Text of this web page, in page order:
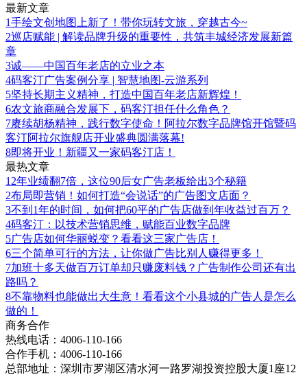
最新文章
1手绘文创地图上新了！带你玩转文旅，穿越古今~
2巡店赋能 | 解读品牌升级的重要性，共筑丰城经济发展新篇
章
3诚——中国百年老店的立业之本
4码客汀广告案例分享 | 智慧地图-云游系列
5坚持长期主义精神，打造中国百年老店新辉煌！
6农文旅商融合发展下，码客汀担任什么角色？
7赓续胡杨精神，践行数字使命！阿拉尔数字品牌馆开馆暨码
客汀阿拉尔旗舰店开业盛典圆满落幕!
8即将开业！新疆又一家码客汀店！
最热文章
1 2年业绩翻7倍，这位90后女广告老板给出3个秘籍
2布局即营销！如何打造“会说话”的广告图文店面？
3不到1年的时间，如何把60平的广告店做到年收益过百万？
4码客汀：以技术营销思维，赋能百业数字品牌
5广告店如何华丽蜕变？看看这三家广告店！
6三个简单可行的方法，让你做广告比别人赚得更多！
7加班十多天做百万订单却只赚废料钱？广告制作公司还有出
路吗？
8不靠物料也能做出大生意！看看这个小县城的广告人是怎么
做的！
商务合作
热线电话：4006-110-166
合作手机：4006-110-166
总部地址：深圳市罗湖区清水河一路罗湖投资控股大厦1座12